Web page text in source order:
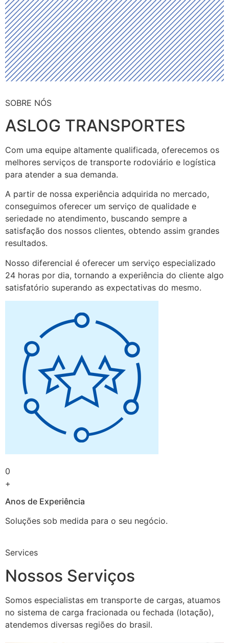
SOBRE NÓS
ASLOG TRANSPORTES
Com uma equipe altamente qualificada, oferecemos os
melhores serviços de transporte rodoviário e logística
para atender a sua demanda.
A partir de nossa experiência adquirida no mercado,
conseguimos oferecer um serviço de qualidade e
seriedade no atendimento, buscando sempre a
satisfação dos nossos clientes, obtendo assim grandes
resultados.
Nosso diferencial é oferecer um serviço especializado
24 horas por dia, tornando a experiência do cliente algo
satisfatório superando as expectativas do mesmo.
0
+
Anos de Experiência
Soluções sob medida para o seu negócio.
Services
Nossos Serviços
Somos especialistas em transporte de cargas, atuamos
no sistema de carga fracionada ou fechada (lotação),
atendemos diversas regiões do brasil.